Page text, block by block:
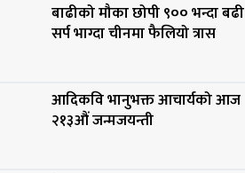
बाढीको मौका छोपी ९०० भन्दा बढी
सर्प भाग्दा चीनमा फैलियो त्रास
आदिकवि भानुभक्त आचार्यको आज
२१३औं जन्मजयन्ती